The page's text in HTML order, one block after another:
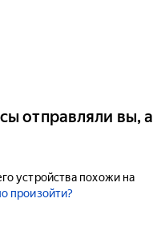
отправляли вы, а
устройства похожи на
произойти?